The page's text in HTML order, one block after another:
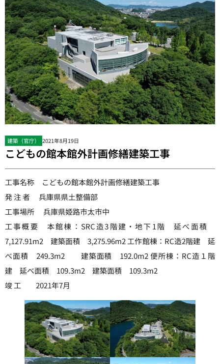
建築（官庁） 2021年8月19日
こどもの館本館外計画修繕建築工事
工事名称 こどもの館本館外計画修繕建築工事
発 注 者 兵庫県県土整備部
工事場所 兵庫県姫路市太市中
工事概要 本館棟：SRC造3階建・地下1階 延べ面積
7,127.91m2 建築面積 3,275.96m2 工作館棟：RC造2階建 延
べ面積 249.3m2 建築面積 192.0m2 便所棟：RC造１階
建 延べ面積 109.3m2 建築面積 109.3m2
竣 工 2021年7月